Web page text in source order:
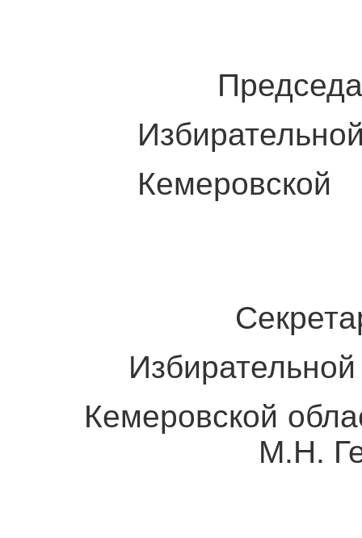
Избирательной
Избирательной
М.Н.